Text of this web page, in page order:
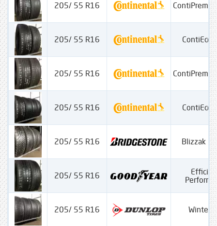
205/ 55 R16
205/ 55 R16
205/ 55 R16
205/ 55 R16
205/ 55 R16 Blizzak
205/ 55 R16
205/ 55 R16 Winter